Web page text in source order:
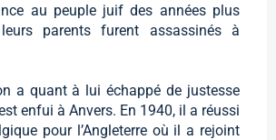
au peuple juif des années plus
parents furent assassinés à
a quant à lui échappé de justesse
enfui à Anvers. En 1940, il a réussi
pour l’Angleterre où il a rejoint